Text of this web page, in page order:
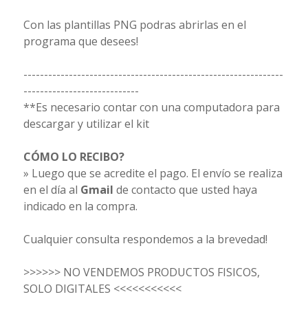
Con las plantillas PNG podras abrirlas en el
programa que desees!
---------------------------------------------------------------
----------------------------
**Es necesario contar con una computadora para
descargar y utilizar el kit
CÓMO LO RECIBO?
» Luego que se acredite el pago. El envío se realiza
en el día al Gmail de contacto que usted haya
indicado en la compra.
Cualquier consulta respondemos a la brevedad!
>>>>>> NO VENDEMOS PRODUCTOS FISICOS,
SOLO DIGITALES <<<<<<<<<<<